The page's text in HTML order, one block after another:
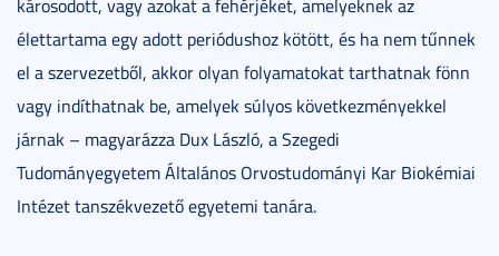
károsodott, vagy azokat a fehérjéket, amelyeknek az
élettartama egy adott periódushoz kötött, és ha nem tűnnek
el a szervezetből, akkor olyan folyamatokat tarthatnak fönn
vagy indíthatnak be, amelyek súlyos következményekkel
járnak – magyarázza Dux László, a Szegedi
Tudományegyetem Általános Orvostudományi Kar Biokémiai
Intézet tanszékvezető egyetemi tanára.